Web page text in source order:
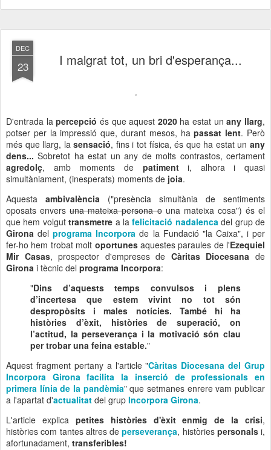
DEC
23 I malgrat tot, un bri d'esperança...
D'entrada lapercepció és que aquest 2020ha estat unany llarg,
potser per la impressió que, durant mesos, hapassat lent. Però
més que llarg, lasensació, fins i tot física, és que ha estat un any
dens...Sobretot ha estat un any de molts contrastos, certament
agredolç, amb moments depatimenti, alhora i quasi
simultàniament, (inesperats) moments de joia.
Aquesta ambivalència ("presència simultània de sentiments
oposats enversuna mateixa persona ouna mateixa cosa") és el
que hem volguttransmetre a lafelicitació nadalencadel grup de
Gironadelprograma Incorpora de la Fundació "la Caixa", i per
fer-ho hem trobat molt oportunesaquestes paraules de l'Ezequiel
Mir Casas, prospector d'empreses de Càritas Diocesana de
Girona i tècnic del programa Incorpora:
"Dins d’aquests temps convulsos i plens
d’incertesa que estem vivint no tot són
despropòsits i males notícies. També hi ha
històries d’èxit, històries de superació, on
l’actitud, la perseverança i la motivació són clau
per trobar una feina estable."
Aquest fragment pertany a l'article "Càritas Diocesana del Grup
Incorpora Girona facilita la inserció de professionals en
primera línia de la pandèmia" que setmanes enrere vam publicar
a l'apartat d'actualitat del grup Incorpora Girona.
L'article explica petites històries d'èxit enmig de la crisi,
històries com tantes altres deperseverança, històries personalsi,
afortunadament, transferibles!